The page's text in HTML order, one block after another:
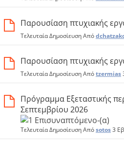
Παρουσίαση πτυχιακής
Τελευταία Δημοσίευση Από
Παρουσίαση πτυχιακής
Τελευταία Δημοσίευση Απόtzermias
Πρόγραμμα Εξεταστικής
Σεπτεμβρίου 2026
Τελευταία Δημοσίευση Απόsotos3